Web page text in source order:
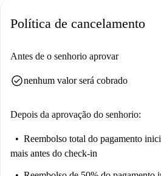
Política de cancelamento
Antes de o senhorio aprovar
check_circlenenhum valor será cobrado
Depois da aprovação do senhorio:
Reembolso total do pagamento
mais antes do check-in